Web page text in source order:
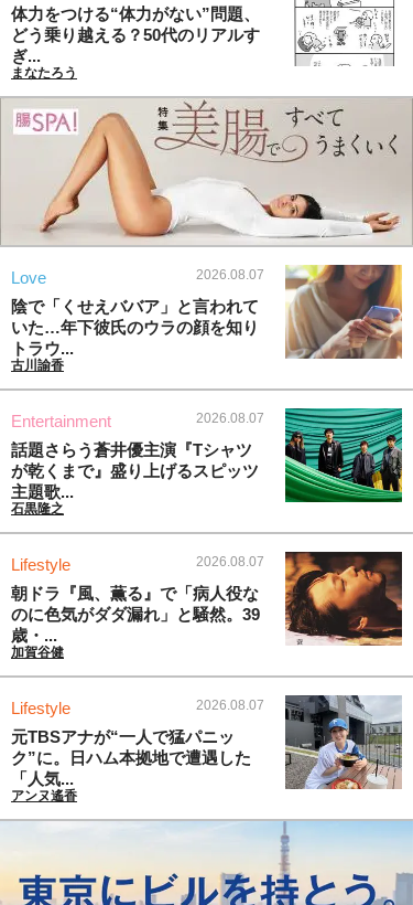
体力をつける“体力がない”問題、
どう乗り越える？50代のリアルす
ぎ...
まなたろう
Love 2026.08.07
陰で「くせえババア」と言われて
いた…年下彼氏のウラの顔を知り
トラウ...
古川諭香
Entertainment 2026.08.07
話題さらう蒼井優主演『Tシャツ
が乾くまで』盛り上げるスピッツ
主題歌...
石黒隆之
Lifestyle 2026.08.07
朝ドラ『風、薫る』で「病人役な
のに色気がダダ漏れ」と騒然。39
歳・...
加賀谷健
Lifestyle 2026.08.07
元TBSアナが“一人で猛パニッ
ク”に。日ハム本拠地で遭遇した
「人気...
アンヌ遙香